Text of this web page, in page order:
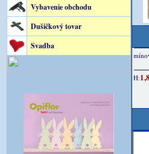
Vybavenie obchodu
Dušičkový tovar
Svadba